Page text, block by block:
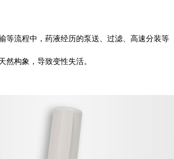
等流程中，药液经历的泵送、过滤、高速分装等
然构象，导致变性失活。